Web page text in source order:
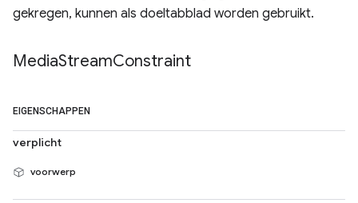
gekregen, kunnen als doeltabblad worden gebruikt.
MediaStreamConstraint
EIGENSCHAPPEN
verplicht
voorwerp